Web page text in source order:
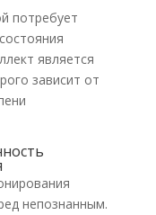
потребует
является
зависит от
непознанным.